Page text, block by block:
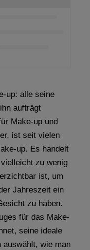
up: alle seine
aufträgt
Make-up und
ist seit vielen
up. Es handelt
zu wenig
ist, um
Jahreszeit ein
zu haben.
für das Make-
seine ideale
auswählt, wie man